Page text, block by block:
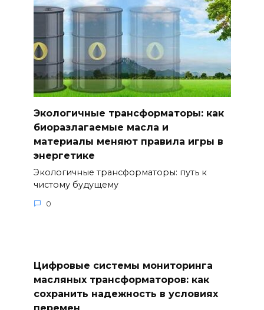
Экологичные трансформаторы: как
биоразлагаемые масла и
материалы меняют правила игры в
энергетике
Экологичные трансформаторы: путь к
чистому будущему
0
Цифровые системы мониторинга
масляных трансформаторов: как
сохранить надежность в условиях
перемен